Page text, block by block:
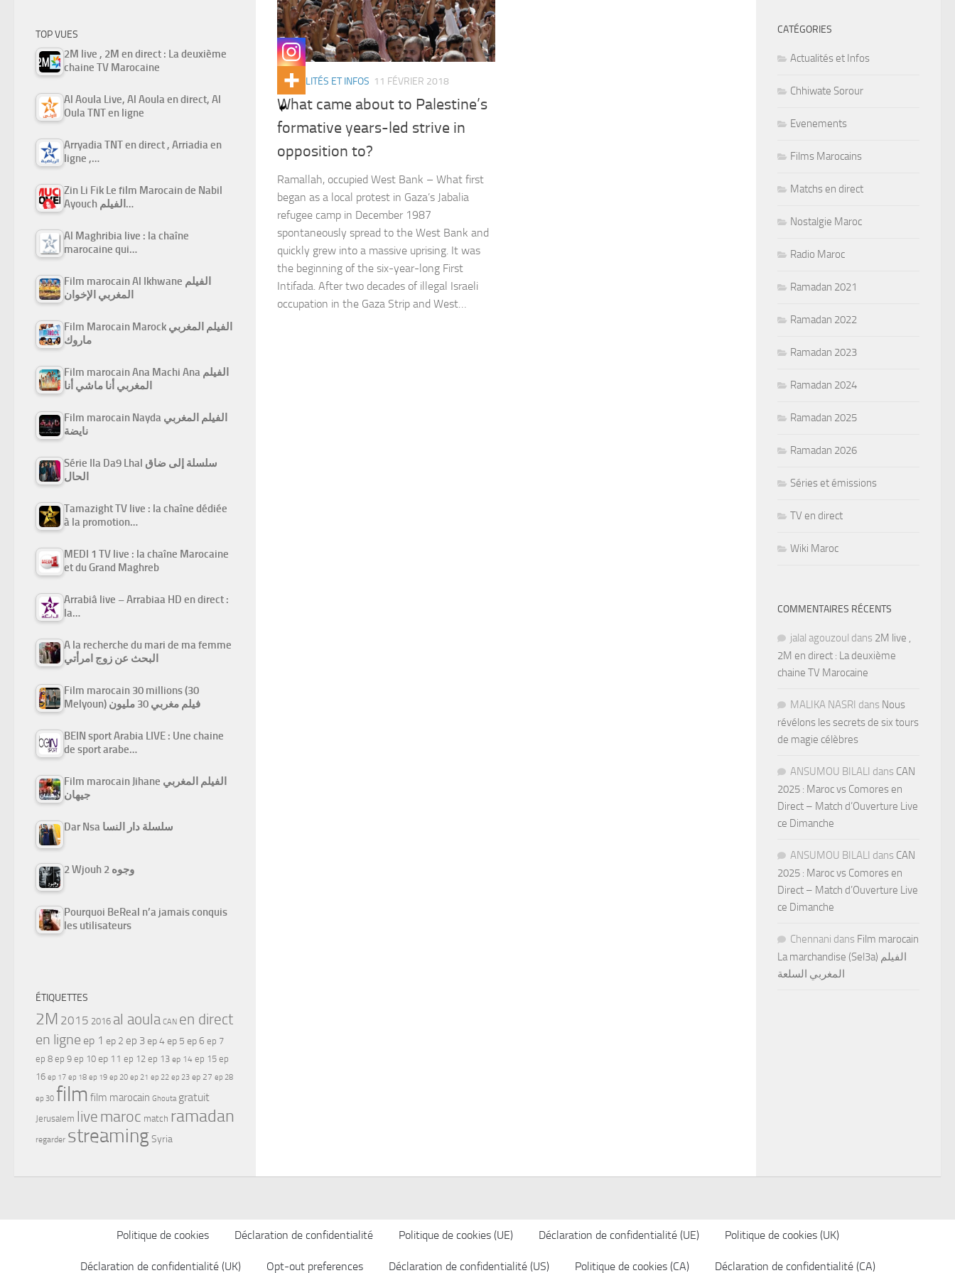
ACTUALITÉS ET INFOS 11 FÉVRIER 2018
What came about to Palestine’s
formative years-led strive in
opposition to?
Ramallah, occupied West Bank – What first
began as a local protest in Gaza’s Jabalia
refugee camp in December 1987
spontaneously spread to the West Bank and
quickly grew into a massive uprising. It was
the beginning of the six-year-long First
Intifada. After two decades of illegal Israeli
occupation in the Gaza Strip and West…
TOP VUES
2M live , 2M en direct : La deuxième
chaine TV Marocaine
Al Aoula Live, Al Aoula en direct, Al
Oula TNT en ligne
Arryadia TNT en direct , Arriadia en
ligne ,…
Zin Li Fik Le film Marocain de Nabil
Ayouch الفيلم…
Al Maghribia live : la chaîne
marocaine qui…
Film marocain Al Ikhwane الفيلم
المغربي الإخوان
Film Marocain Marock الفيلم المغربي
ماروك
Film marocain Ana Machi Ana الفيلم
المغربي أنا ماشي أنا
Film marocain Nayda الفيلم المغربي
نايضة
Série Ila Da9 Lhal سلسلة إلى ضاق
الحال
Tamazight TV live : la chaîne dédiée
à la promotion…
MEDI 1 TV live : la chaîne Marocaine
et du Grand Maghreb
Arrabiâ live – Arrabiaa HD en direct :
la…
A la recherche du mari de ma femme
البحث عن زوج امرأتي
Film marocain 30 millions (30
Melyoun) فيلم مغربي 30 مليون
BEIN sport Arabia LIVE : Une chaine
de sport arabe…
Film marocain Jihane الفيلم المغربي
جيهان
Dar Nsa سلسلة دار النسا
2 Wjouh 2 وجوه
Pourquoi BeReal n’a jamais conquis
les utilisateurs
ÉTIQUETTES
2M 2015 2016 al aoula CAN en direct
en ligne ep 1 ep 2 ep 3ep 4ep 5 ep 6 ep 7
ep 8 ep 9 ep 10 ep 11 ep 12 ep 13 ep 14 ep 15 ep
16 ep 17 ep 18 ep 19 ep 20 ep 21 ep 22 ep 23 ep 27 ep 28
ep 30 film film marocain Ghouta gratuit
Jerusalem live maroc match ramadan
regarder streamingSyria
CATÉGORIES
Actualités et Infos
Chhiwate Sorour
Evenements
Films Marocains
Matchs en direct
Nostalgie Maroc
Radio Maroc
Ramadan 2021
Ramadan 2022
Ramadan 2023
Ramadan 2024
Ramadan 2025
Ramadan 2026
Séries et émissions
TV en direct
Wiki Maroc
COMMENTAIRES RÉCENTS
jalal agouzoul dans 2M live ,
2M en direct : La deuxième
chaine TV Marocaine
MALIKA NASRI dans Nous
révélons les secrets de six tours
de magie célèbres
ANSUMOU BILALI dans CAN
2025 : Maroc vs Comores en
Direct – Match d’Ouverture Live
ce Dimanche
ANSUMOU BILALI dans CAN
2025 : Maroc vs Comores en
Direct – Match d’Ouverture Live
ce Dimanche
Chennani dans Film marocain
La marchandise (Sel3a) الفيلم
المغربي السلعة
Politique de cookies Déclaration de confidentialité Politique de cookies (UE) Déclaration de confidentialité (UE) Politique de cookies (UK)
Déclaration de confidentialité (UK) Opt-out preferences Déclaration de confidentialité (US) Politique de cookies (CA) Déclaration de confidentialité (CA)